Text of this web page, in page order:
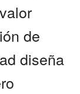
de
diseña